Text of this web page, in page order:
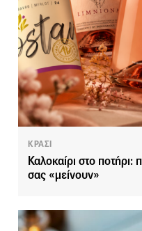
ΚΡΑΣΙ
Καλοκαίρι στο ποτήρι:
σας «μείνουν»